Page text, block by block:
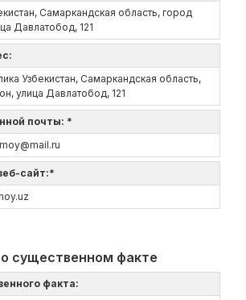
Самаркандская область, город
Давлатобод, 121
Узбекистан, Самаркандская область,
улица Давлатобод, 121
почты: *
сайт:*
существенном факте
факта: